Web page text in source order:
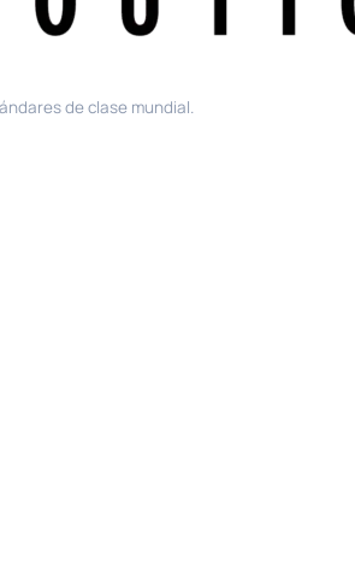
de clase mundial.